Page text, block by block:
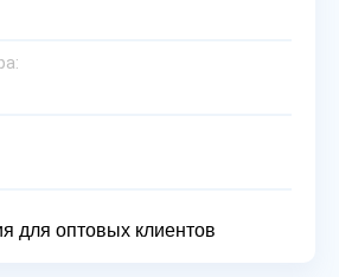
для оптовых клиентов